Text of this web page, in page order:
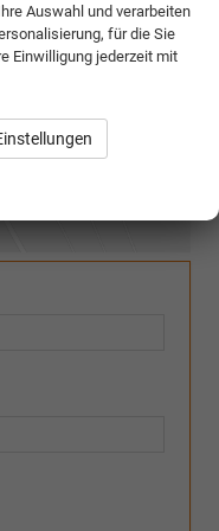
eingebettet.
von Google.
Auswahl und verarbeiten
für die Sie
Einwilligung jederzeit mit